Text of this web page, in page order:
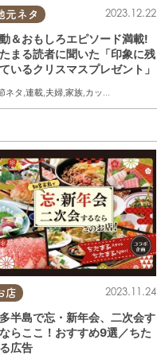
元ネタ 2023.12.22
＆おもしろエピソード満載!
まる読者に聞いた「印象に残
いるクリスマスプレゼント」
ネタ ,連載 夫婦 ,家族 カップル
店 2023.11.24
半島で忘・新年会、二次会す
らここ！おすすめ9選／ちた
広告